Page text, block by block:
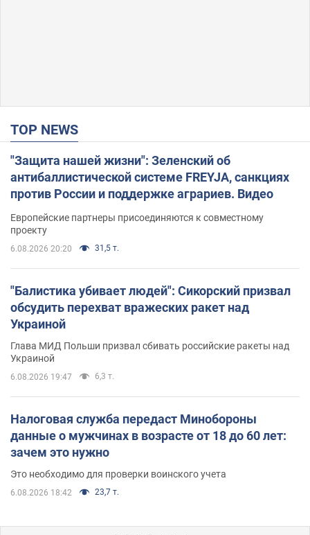
TOP NEWS
"Защита нашей жизни": Зеленский об
антибаллистической системе FREYJA, санкциях
против России и поддержке аграриев. Видео
Европейские партнеры присоединяются к совместному
проекту
6.08.2026 20:20 31,5 т.
"Балистика убивает людей": Сикорский призвал
обсудить перехват вражеских ракет над
Украиной
Глава МИД Польши призвал сбивать российские ракеты над
Украиной
6.08.2026 19:47 6,3 т.
Налоговая служба передаст Минобороны
данные о мужчинах в возрасте от 18 до 60 лет:
зачем это нужно
Это необходимо для проверки воинского учета
6.08.2026 18:42 23,7 т.